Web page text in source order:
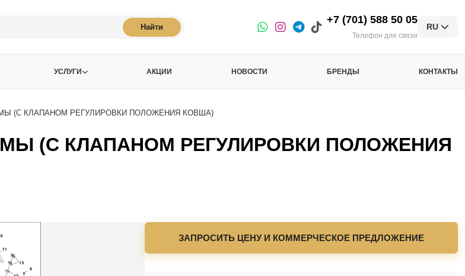
Найти
+7 (701) 588 50 05
Телефон для связи
RU
УСЛУГИ АКЦИИ НОВОСТИ БРЕНДЫ КОНТАКТЫ
(С КЛАПАНОМ РЕГУЛИРОВКИ ПОЛОЖЕНИЯ КОВША)
(С КЛАПАНОМ РЕГУЛИРОВКИ ПОЛОЖЕНИЯ
ЗАПРОСИТЬ ЦЕНУ И КОММЕРЧЕСКОЕ ПРЕДЛОЖЕНИЕ